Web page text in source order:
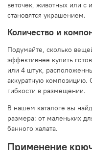
веточек, животных или с
становятся украшением.
Количество и
Подумайте, сколько
эффективнее купить
или 4 штук,
аккуратную композицию.
гибкости в размещении.
В нашем каталоге вы
размера: от маленьких
банного халата.
Применение